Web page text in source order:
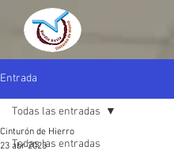
Entrada
Todas las entradas
Todas las entradas
Cinturón de Hierro
23 abr 2023